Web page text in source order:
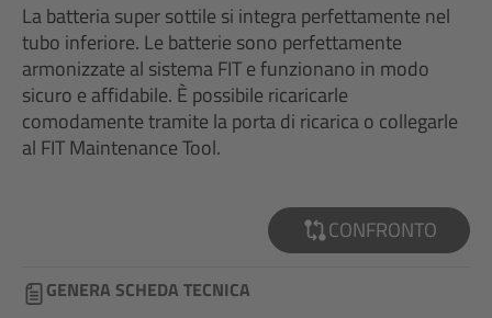
La batteria super sottile si integra perfettamente nel
tubo inferiore. Le batterie sono perfettamente
armonizzate al sistema FIT e funzionano in modo
sicuro e affidabile. È possibile ricaricarle
comodamente tramite la porta di ricarica o collegarle
al FIT Maintenance Tool.
CONFRONTO
GENERA SCHEDA TECNICA